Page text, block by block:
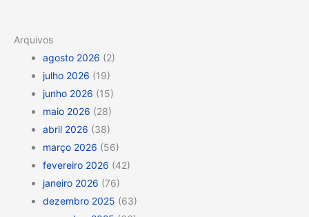
Arquivos
agosto 2026 (2)
julho 2026 (19)
junho 2026 (15)
maio 2026 (28)
abril 2026 (38)
março 2026 (56)
fevereiro 2026 (42)
janeiro 2026 (76)
dezembro 2025 (63)